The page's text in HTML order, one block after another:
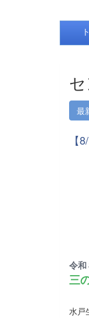
最
【
令和
三
水戸